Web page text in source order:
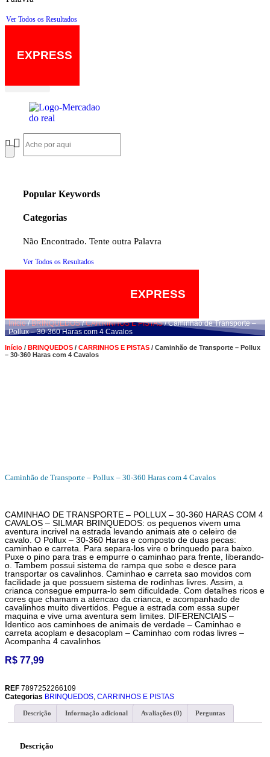
Ver Todos os Resultados
EXPRESS
Popular Keywords
Categorias
Não Encontrado. Tente outra Palavra
Ver Todos os Resultados
EXPRESS
Início/BRINQUEDOS/CARRINHOS E PISTAS/ Caminhão de Transporte –
Pollux – 30-360 Haras com 4 Cavalos
Início / BRINQUEDOS / CARRINHOS E PISTAS / Caminhão de Transporte – Pollux
– 30-360 Haras com 4 Cavalos
Caminhão de Transporte – Pollux – 30-360 Haras com 4 Cavalos
CAMINHAO DE TRANSPORTE – POLLUX – 30-360 HARAS COM 4
CAVALOS – SILMAR BRINQUEDOS: os pequenos vivem uma
aventura incrivel na estrada levando animais ate o celeiro de
cavalo. O Pollux – 30-360 Haras e composto de duas pecas:
caminhao e carreta. Para separa-los vire o brinquedo para baixo.
Puxe o pino para tras e empurre o caminhao para frente, liberando-
o. Tambem possui sistema de rampa que sobe e desce para
transportar os cavalinhos. Caminhao e carreta sao movidos com
facilidade ja que possuem sistema de rodinhas livres. Assim, a
crianca consegue empurra-lo sem dificuldade. Com detalhes ricos e
cores que chamam a atencao da crianca, e acompanhado de
cavalinhos muito divertidos. Pegue a estrada com essa super
maquina e vive uma aventura sem limites. DIFERENCIAIS –
Identico aos caminhoes de animais de verdade – Caminhao e
carreta acoplam e desacoplam – Caminhao com rodas livres –
Acompanha 4 cavalinhos
R$ 77,99
REF 7897252266109
Categorias BRINQUEDOS, CARRINHOS E PISTAS
Descrição Informação adicional Avaliações (0) Perguntas
Descrição